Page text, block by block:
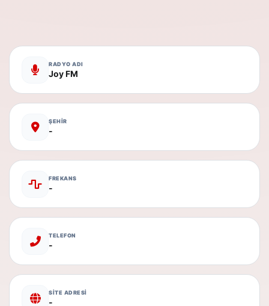
RADYO ADI
Joy FM
ŞEHİR
-
FREKANS
-
TELEFON
-
SİTE ADRESİ
-